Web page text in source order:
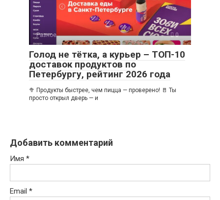
Разное 0
Голод не тётка, а курьер – ТОП-10
доставок продуктов по
Петербургу, рейтинг 2026 года
🥦 Продукты быстрее, чем пицца — проверено! 🚪 Ты
просто открыл дверь — и
Добавить комментарий
Имя *
Email *